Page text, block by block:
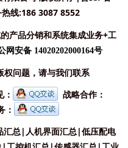
线:186 3087 8552
产品分销和系统集成业务+工
网安备 14020202000164号
权问题，请与我们联系
战略合作：
：
汇总| 人机界面汇总|低压配电